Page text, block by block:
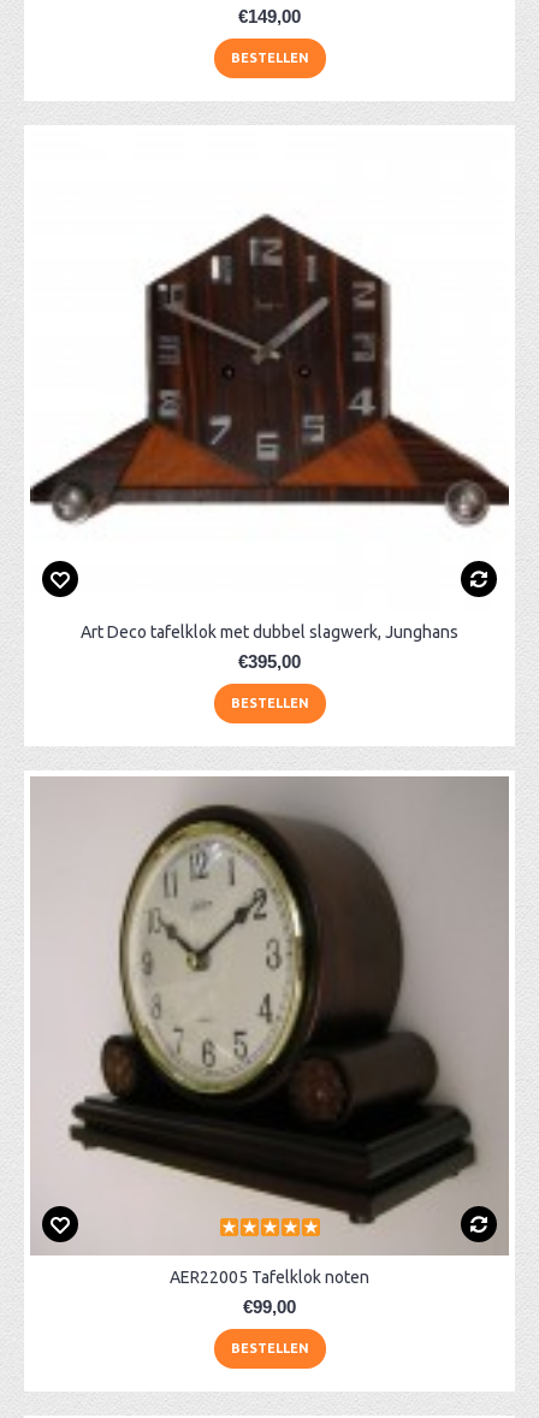
€149,00
BESTELLEN
Art Deco tafelklok met dubbel slagwerk, Junghans
€395,00
BESTELLEN
AER22005 Tafelklok noten
€99,00
BESTELLEN